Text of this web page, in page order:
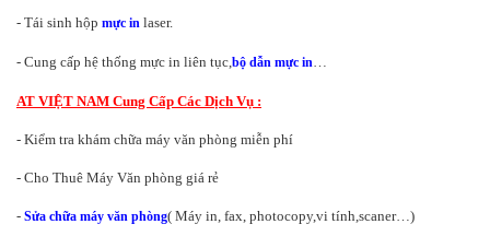
- Tái sinh hộp mực in laser.
- Cung cấp hệ thống mực in liên tục, bộ dẫn mực in
AT VIỆT NAM Cung Cấp Các Dịch Vụ :
- Kiểm tra khám chữa máy văn phòng miễn phí
- Cho Thuê Máy Văn phòng giá rẻ
- Sửa chữa máy văn phòng( Máy in, fax, photocopy,vi tính,scaner…)